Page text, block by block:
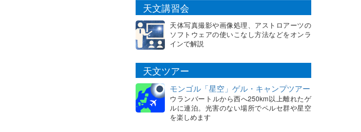
天文講習会
天体写真撮影や画像処理、アストロアーツの
ソフトウェアの使いこなし方法などをオンラ
インで解説
天文ツアー
モンゴル「星空」ゲル・キャンプツアー
ウランバートルから西へ250km以上離れたゲ
ルに連泊。光害のない場所でペルセ群や星空
を楽しめます